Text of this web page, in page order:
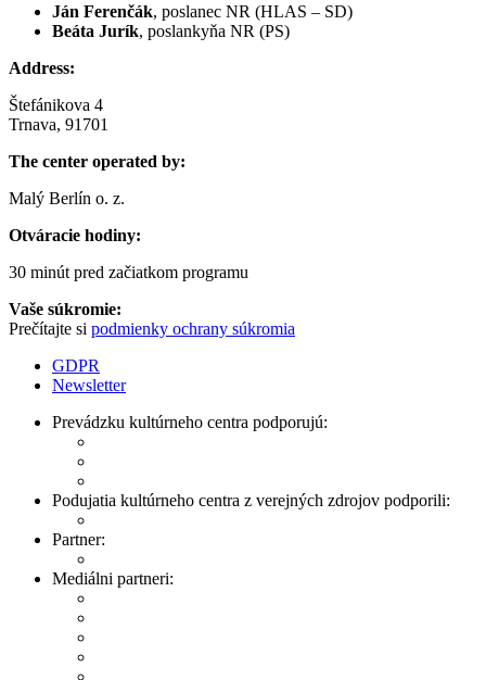
Ján Ferenčák, poslanec NR (HLAS – SD)
Beáta Jurík, poslankyňa NR (PS)
Address:
Štefánikova 4
Trnava, 91701
The center operated by:
Malý Berlín o. z.
Otváracie hodiny:
30 minút pred začiatkom programu
Vaše súkromie:
Prečítajte si podmienky ochrany súkromia
GDPR
Newsletter
Prevádzku kultúrneho centra podporujú:
Podujatia kultúrneho centra z verejných zdrojov podporili:
Partner:
Mediálni partneri: